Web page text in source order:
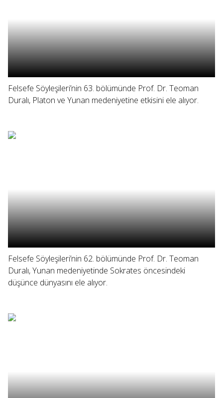
Felsefe Söyleşileri’nin 63. bölümünde Prof. Dr. Teoman
Duralı, Platon ve Yunan medeniyetine etkisini ele alıyor.
Felsefe Söyleşileri’nin 62. bölümünde Prof. Dr. Teoman
Duralı, Yunan medeniyetinde Sokrates öncesindeki
düşünce dünyasını ele alıyor.